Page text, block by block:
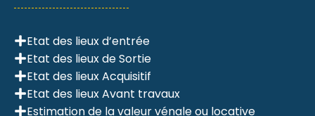
Etat des lieux d’entrée
Etat des lieux de Sortie
Etat des lieux Acquisitif
Etat des lieux Avant travaux
Estimation de la valeur vénale ou locative